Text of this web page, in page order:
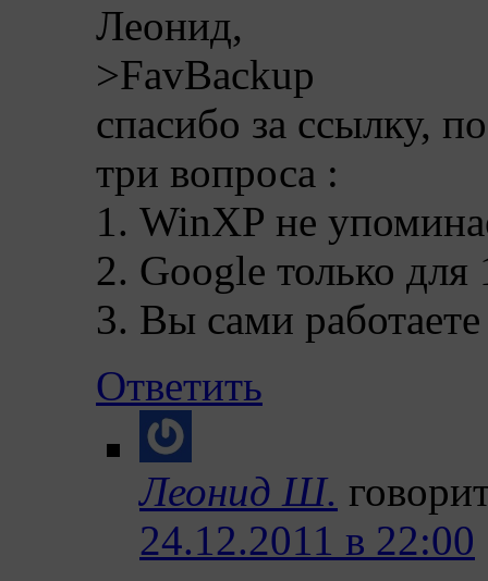
Леонид,
>FavBackup
спасибо за ссылку,
три вопроса :
1. WinXP не
2. Google только для
3. Вы сами
Ответить
Леонид Ш.
24.12.2011 в 22:00